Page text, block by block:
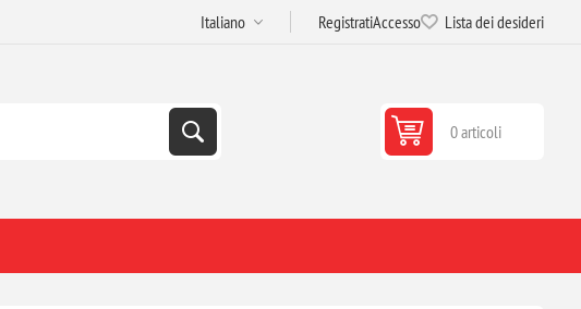
RegistratiAccesso Lista dei desideri
0 articoli